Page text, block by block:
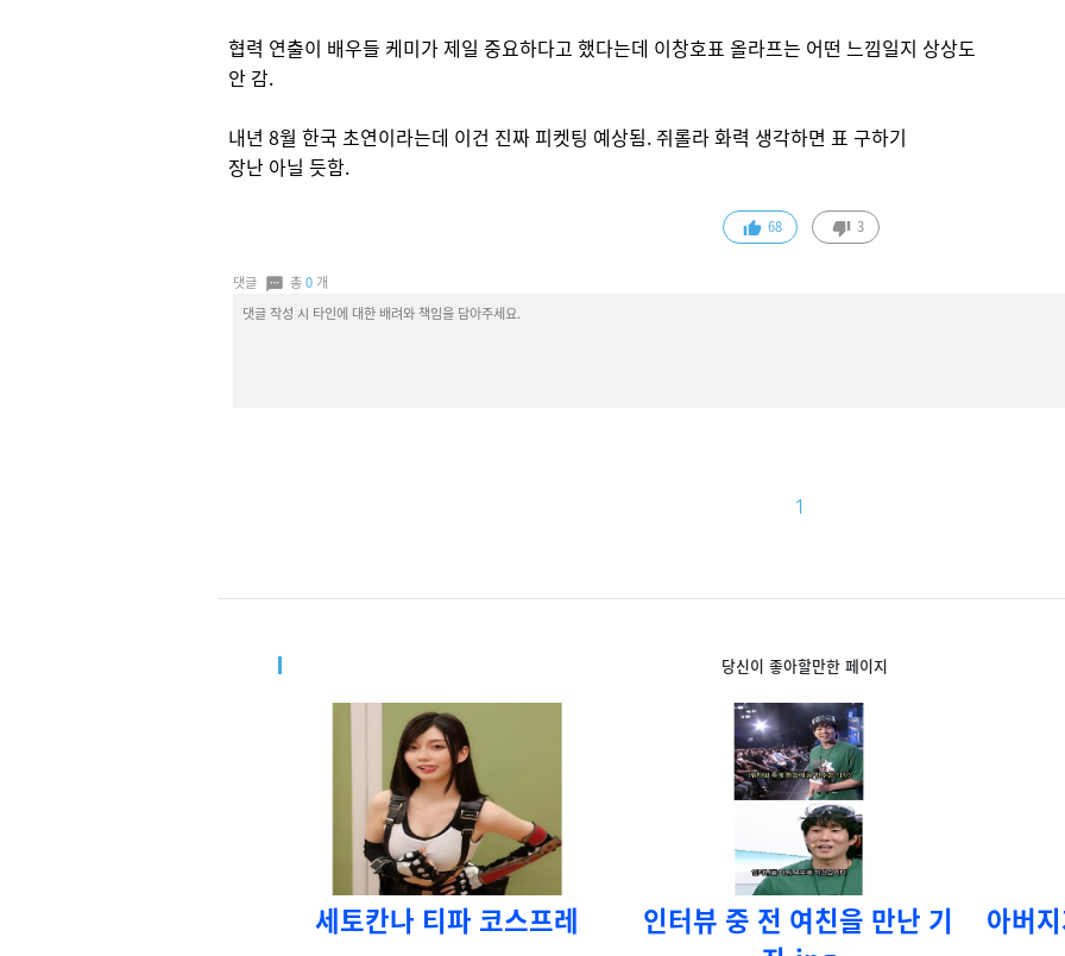
협력 연출이 배우들 케미가 제일 중요하다고 했다는데 이창호표 올라프는 어떤 느낌일지 상상도
안 감.
내년 8월 한국 초연이라는데 이건 진짜 피켓팅 예상됨. 쥐롤라 화력 생각하면 표 구하기
장난 아닐 듯함.
68 3
댓글 총0 개
1
당신이 좋아할만한 페이지
세토칸나 티파 코스프레
인터뷰 중 전 여친을 만난 기
아버